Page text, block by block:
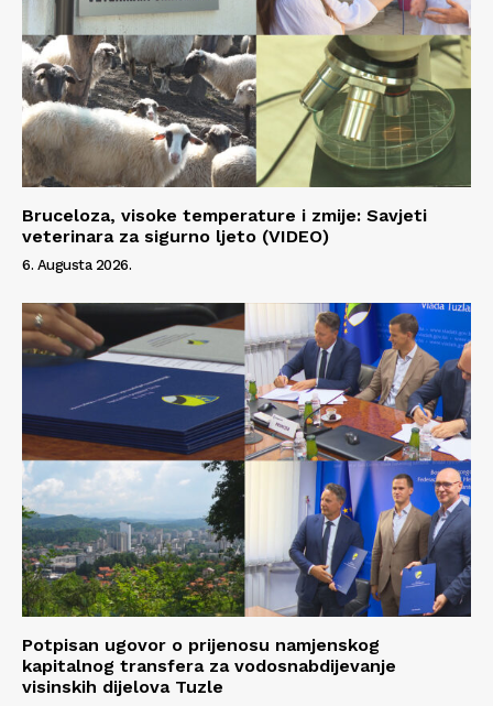
Bruceloza, visoke temperature i zmije: Savjeti
veterinara za sigurno ljeto (VIDEO)
6. Augusta 2026.
Potpisan ugovor o prijenosu namjenskog
kapitalnog transfera za vodosnabdijevanje
visinskih dijelova Tuzle